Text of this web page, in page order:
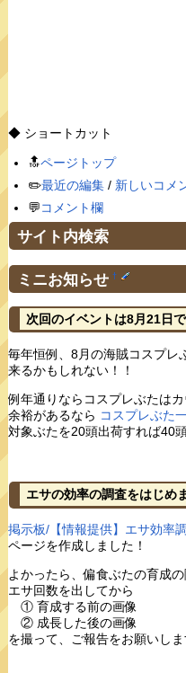
◆ ショートカット
🔝ページトップ
✏️最近の編集/ 新しいコメ
💬コメント欄
サイト内検索
ミニお知らせ †
次回のイベントは8月21日
毎年恒例、8月の海賊コスプレ
来るかもしれない！！
例年通りならコスプレぶたはカ
余裕があるなら コスプレぶた
対象ぶたを20頭出荷すれば40
エサの効率の調査をはじめ
掲示板/【情報提供】エサ効率
ページを作成しました！
よかったら、偏食ぶたの育成
エサ回数を出してから
① 育成する前の画像
② 成長した後の画像
を撮って、ご報告をお願いしま